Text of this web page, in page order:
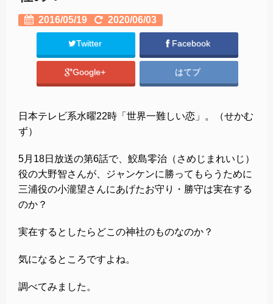
2016/05/19 2020/06/03
Twitter Facebook
Google+ はてブ
日本テレビ系水曜22時「世界一難しい恋」。（せかむ
ず）
5月18日放送の第6話で、鮫島零治（さめじまれいじ）
役の大野智さんが、ジャンケンに勝ってもらうために
三浦役の小瀧望さんにあげたお守り・勝守は実在する
のか？
実在するとしたらどこの神社のものなのか？
気になるところですよね。
調べてみました。